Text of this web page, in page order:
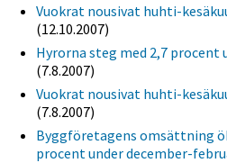
Vuokrat nousivat huhti-
(12.10.2007)
Hyrorna steg med 2,7 procent
(7.8.2007)
Vuokrat nousivat huhti-
(7.8.2007)
Byggföretagens omsättning
procent under december-